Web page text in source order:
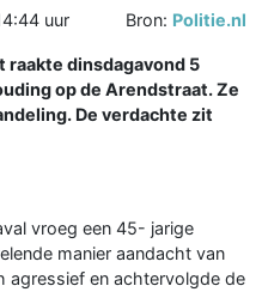
uur Bron: Politie.nl
raakte dinsdagavond 5
op de Arendstraat. Ze
De verdachte zit
vroeg een 45- jarige
manier aandacht van
agressief en achtervolgde de